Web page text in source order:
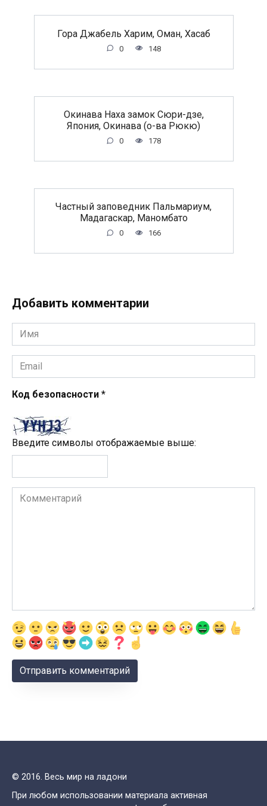
Гора Джабель Харим, Оман, Хасаб
0 148
Окинава Наха замок Сюри-дзе,
Япония, Окинава (о-ва Рюкю)
0 178
Частный заповедник Пальмариум,
Мадагаскар, Маномбато
0 166
Добавить комментарии
Имя
*
Email
*
Код безопасности *
Введите символы отображаемые выше:
Комментарий
© 2016. Весь мир на ладони
При любом использовании материала активная